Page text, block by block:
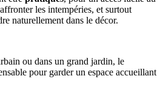
les intempéries, et surtout
naturellement dans le décor.
ou dans un grand jardin, le
pour garder un espace accueillant